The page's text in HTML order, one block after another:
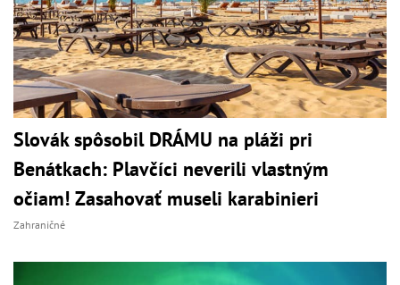
Slovák spôsobil DRÁMU na pláži pri
Benátkach: Plavčíci neverili vlastným
očiam! Zasahovať museli karabinieri
Zahraničné